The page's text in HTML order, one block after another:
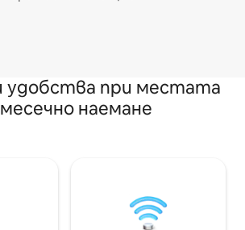
удобства при местата
наемане